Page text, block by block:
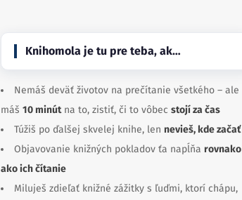
Knihomola je tu pre teba, ak…
Nemáš deväť životov na prečítanie všetkého – ale
máš 10 minútna to, zistiť, či to vôbec stojí za čas
Túžiš po ďalšej skvelej knihe, len nevieš, kde začať
Objavovanie knižných pokladov ťa napĺňa rovnako
ako ich čítanie
Miluješ zdieľať knižné zážitky s ľuďmi, ktorí chápu,